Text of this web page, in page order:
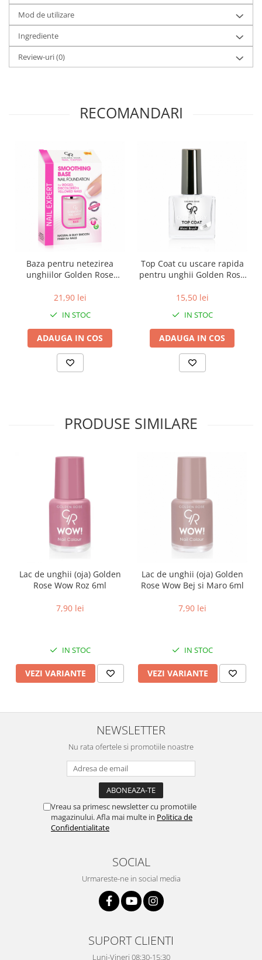
Mod de utilizare
Ingrediente
Review-uri(0)
RECOMANDARI
Baza pentru netezirea
unghiilor Golden Rose
21,90 lei
IN STOC
ADAUGA IN COS
Top Coat cu uscare rapida
pentru unghii Golden Rose
15,50 lei
IN STOC
ADAUGA IN COS
PRODUSE SIMILARE
Lac de unghii (oja) Golden
Rose Wow Roz 6ml
7,90 lei
IN STOC
VEZI VARIANTE
Lac de unghii (oja) Golden
Rose Wow Bej si Maro 6ml
7,90 lei
IN STOC
VEZI VARIANTE
NEWSLETTER
Nu rata ofertele si promotiile noastre
Vreau sa primesc newsletter cu promotiile
magazinului. Afla mai multe in Politica de
Confidentialitate
SOCIAL
Urmareste-ne in social media
SUPORT CLIENTI
Luni-Vineri 08:30-15:30